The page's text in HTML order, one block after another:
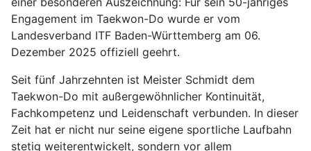
Engagement im Taekwon-Do wurde er vom
Landesverband ITF Baden-Württemberg am 06.
Dezember 2025 offiziell geehrt.
Seit fünf Jahrzehnten ist Meister Schmidt dem
Taekwon-Do mit außergewöhnlicher Kontinuität,
Fachkompetenz und Leidenschaft verbunden. In dieser
Zeit hat er nicht nur seine eigene sportliche Laufbahn
stetig weiterentwickelt, sondern vor allem